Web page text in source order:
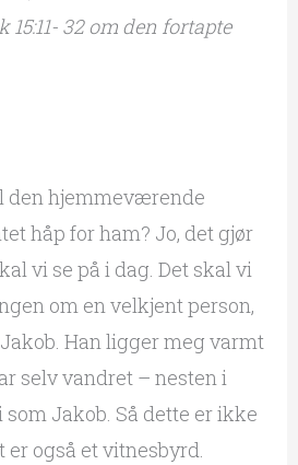
32 om den fortapte
den hjemmeværende
håp for ham? Jo, det gjør
vi se på i dag. Det skal vi
om en velkjent person,
Han ligger meg varmt
selv vandret – nesten i
Jakob. Så dette er ikke
er også et vitnesbyrd.